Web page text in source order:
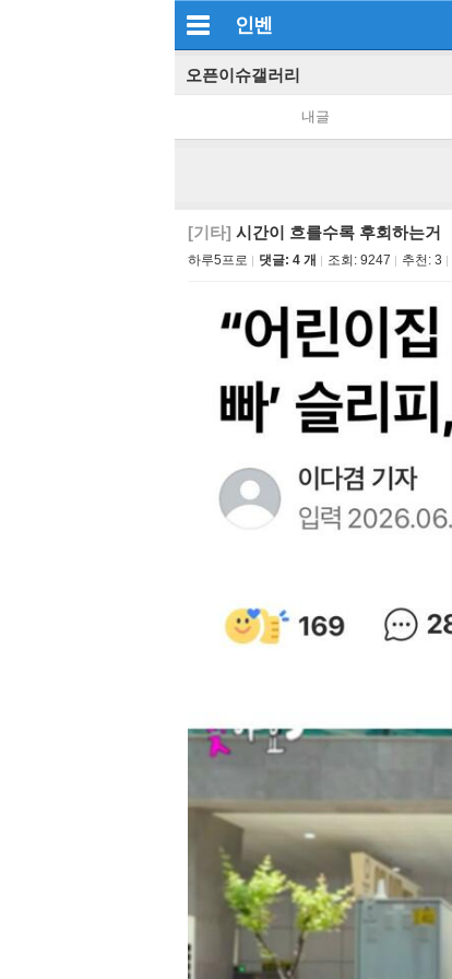
인벤
오픈이슈갤러리
내글
[기타] 시간이 흐를수록 후회하는거
하루5프로 댓글: 4 개 조회: 9247 추천: 3